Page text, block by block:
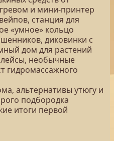
и мини-принтер
станция для
«умное» кольцо
диковинки с
дом для растений
необычные
гидромассажного
альтернативы утюгу и
подбородка
итоги первой